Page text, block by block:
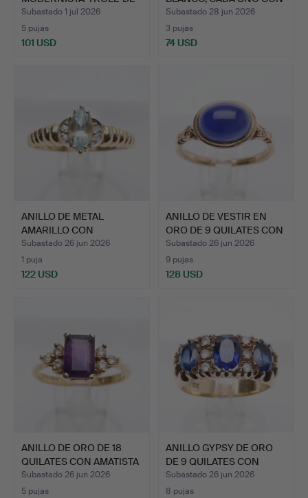
…
Subastado 1 jul 2026
5 pujas
101 USD
PU…
Subastado 28 jun 2026
3 pujas
74 USD
ANILLO DE METAL
AMARILLO CON
AGUAMARINA Y …
Subastado 26 jun 2026
1 puja
122 USD
ANILLO DE VESTIR EN
ORO DE 9 QUILATES CON
…
Subastado 26 jun 2026
9 pujas
128 USD
ANILLO DE ORO DE 18
QUILATES CON AMATISTA
…
Subastado 26 jun 2026
5 pujas
ANILLO GYPSY DE ORO
DE 9 QUILATES CON
DIAM…
Subastado 26 jun 2026
8 pujas